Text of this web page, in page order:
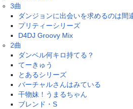
3曲
ダンジョンに出会いを求めるのは間
プリティーシリーズ
D4DJ Groovy Mix
2曲
ダンベル何キロ持てる？
てーきゅう
とあるシリーズ
バーチャルさんはみている
干物妹！うまるちゃん
ブレンド・S